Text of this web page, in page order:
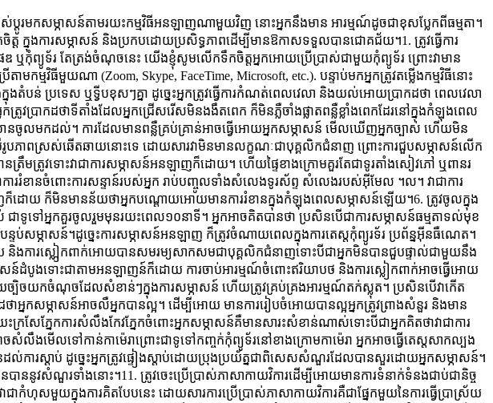
រមកសម្ភាសន៍តាមរយះកម្មវិធីអនឡាញណាមួយវិញ នោះអ្នកនឹងមាន អារម្មណ៍ដូចជាខុសប្លែកពីធម្មតា។
ក្នុងការសម្ភាសន៍ និងប្រកបដោយប្រសិទ្ធភាពដើម្បីមានឱកាសទទួលបានជោគជ័យ។1. ត្រូវធ្វើការ
ឬកុំព្យូទ័រ តែត្រង់ចំណុចនេះ យើងខ្ញុំសូមលើកទឹកចិត្តអ្នកអោយប្រើប្រាស់ជាមួយកុំព្យូទ័រ ព្រោះវាមាន
កម្មវិធីមួយណា (Zoom, Skype, FaceTime, Microsoft, etc.). បន្ទាប់មកអ្នកត្រូវតម្លើងកម្មវិធីនោះ
ន់ ប្រទេស ឬទ្វីបខុសៗគ្នា ដូច្នេះអ្នកត្រូវធ្វើការកំណត់ពេលវេលា និងយល់អោយប្រាកដថា ពេលវេលា
វប្រាកដថាទីតាំងដែលអ្នកជ្រើសរើសមិនងងឹតពេក ក៏មិនភ្លឺចាំងផ្លាតពន្លឺខ្លាំងពេកដែរនៅក្នុងកំឡុងពេល
នចូលមកដល់។ ការដែលមានពន្លឺគ្រប់គ្រាន់អាចធ្វើអោយអ្នកសម្ភាសន៍ មើលឃើញអ្នកច្បាស់ ហើយមិន
រូបភាពស្រស់ឆើតឆាយនោះទេ​ ដោយសារវាមិនមានលក្ខណៈជាបុគ្គលិកជំនាញ ព្រោះការជួបសម្ភាសន៍លើក
មត្រូវទោះវាជាការសម្ភាសន៍អនឡាញក៏ដោយ។ ហើយផ្ទៃខាងក្រោមគួរតែជាទូរតាំងសៀវភៅ ឬពានរ
ាររំខានចំពោះការសន្ទាន៍របស់អ្នក រាប់បញ្ចូលទាំងសំលេងទូរស័ព្ទ សំលេងរបស់អ៊ីមែល​ ។ល។ វាជាការ
ក៏ដោយ ក៏មិនមានន័យថាអ្នកបណ្តោយអោយមានការរំខានក្នុងកំឡុងពេលសម្ភាសន៍ឡើយ។6. ត្រូវចូលក្នុង
ទូទៅអ្នកគួរចូលរួមមុនរយះពេល១០នាទី។ អ្នកអាចគិតបានថា ប្រសិនបើជាការសម្ភាសន៍ធម្មតាទល់មុខ
ន្ទប់សម្ភាសន៍។ដូច្នេះការសម្ភាសន៍អនឡាញ ក៏ត្រូវចំណាយពេលក្នុងការតេស្តកុំព្យូរទ័រ ប្រព័​ន្នអ៊ីនធឺណេត។
និងការស្លៀ្កកពាក់អោយបានសមរម្យសាកសមជាបុគ្គលិកជំនាញទោះបីជាអ្នកមិនបានជួបផ្ទាល់ជាមួយនឹង
ដំបូងទោះជាតាមអនឡាញន៍ក៏ដោយ ការចាប់អារម្មណ៍ចំពោះឥរិយាបថ និងការស្លៀកពាក់អាចធ្វើអោយ
យច្បិចយកចំណុចដែលសំខាន់ៗក្នុងការសម្ភាសន៍ ហើយត្រូវគ្រប់គ្រងអារម្មណ៍តក់ស្លុត។ ប្រសិនបើវាកើត
អ្នកសម្ភាសន៍អាចលឺអ្នកបានល្អ។ ដើម្បីអោយ មានការរៀបចំអោយបានល្អអ្នកត្រូវព្រាងសំនួរ និងមាន
រសែភ្នែកការសំលឹងកែវភ្នែកចំពោះអ្នកសម្ភាសន៍គឺមានសារះសំខាន់ណាស់ទោះបីជាអ្នកគិតថាវាជាការ
ងមើលទៅកាន់កាម៉េរាព្រោះជាទូទៅកញ្ចក់កុំព្យូទ័រនៅខាងក្រោមកាម៉េរា អ្នកអាចធ្វើតេស្តសាកល្បង
ដល់ការស្តាប់ ដូច្នេះអ្នកត្រូវផ្ទៀងស្តាប់ដោយប្រុងប្រយ័ត្នជាពិសេសសំណួរដែលបានសួរដោយអ្នកសម្ភាសន៍។
ាននូវសំណួរទាំងនោះ។11. ត្រូវចេះប្រើប្រាស់ភាសាកាយវិការដើម្បីអោយមានការទំនាក់ទំនងជាប់ជានិច្ច
ហុសមួយក្នុងការគិតបែបនេះ ដោយសារការប្រើប្រាស់ភាសាកាយវិការគឺជាផ្នែកមួយនៃការធ្វើប្រាស្រ័យ